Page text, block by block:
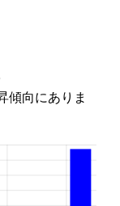
傾向にありま